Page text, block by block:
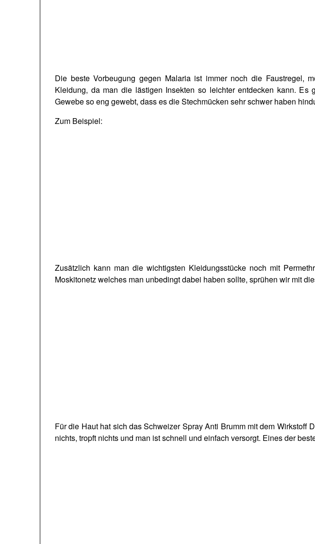
Die beste Vorbeugung gegen Malaria ist immer noch die Faustregel,
Kleidung, da man die lästigen Insekten so leichter entdecken kann.
Gewebe so eng gewebt, dass es die Stechmücken sehr schwer haben
Zum Beispiel:
Zusätzlich kann man die wichtigsten Kleidungsstücke noch mit
Moskitonetz welches man unbedingt dabei haben sollte, sprühen wir mit
Für die Haut hat sich das Schweizer Spray Anti Brumm mit dem
nichts, tropft nichts und man ist schnell und einfach versorgt. Eines der